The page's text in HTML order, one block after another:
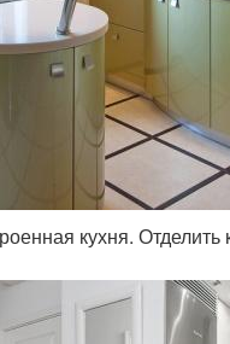
кухня.